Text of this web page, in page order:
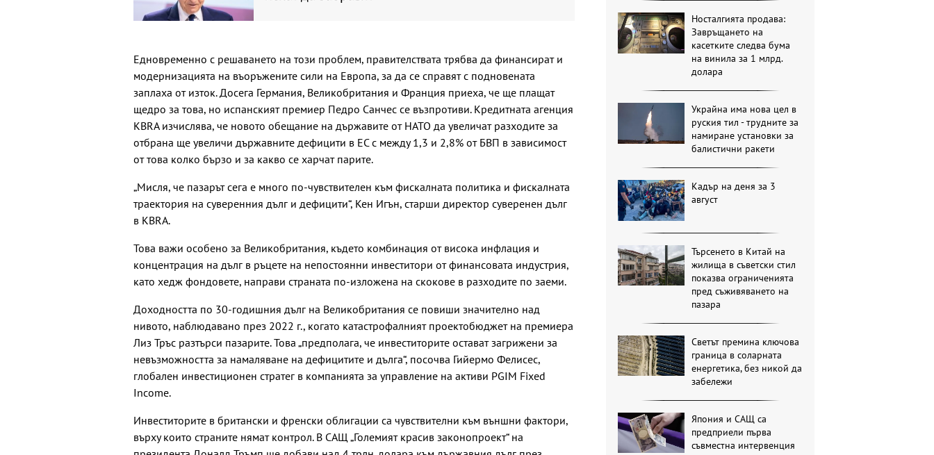
Едновременно с решаването на този проблем, правителствата трябва да финансират и
модернизацията на въоръжените сили на Европа, за да се справят с подновената
заплаха от изток. Досега Германия, Великобритания и Франция приеха, че ще плащат
щедро за това, но испанският премиер Педро Санчес се възпротиви. Кредитната агенция
KBRA изчислява, че новото обещание на държавите от НАТО да увеличат разходите за
отбрана ще увеличи държавните дефицити в ЕС с между 1,3 и 2,8% от БВП в зависимост
от това колко бързо и за какво се харчат парите.
„Мисля, че пазарът сега е много по-чувствителен към фискалната политика и фискалната
траектория на суверенния дълг и дефицити“, Кен Игън, старши директор суверенен дълг
в KBRA.
Това важи особено за Великобритания, където комбинация от висока инфлация и
концентрация на дълг в ръцете на непостоянни инвеститори от финансовата индустрия,
като хедж фондовете, направи страната по-изложена на скокове в разходите по заеми.
Доходността по 30-годишния дълг на Великобритания се повиши значително над
нивото, наблюдавано през 2022 г., когато катастрофалният проектобюджет на премиера
Лиз Тръс разтърси пазарите. Това „предполага, че инвеститорите остават загрижени за
невъзможността за намаляване на дефицитите и дълга“, посочва Гийермо Фелисес,
глобален инвестиционен стратег в компанията за управление на активи PGIM Fixed
Income.
Инвеститорите в британски и френски облигации са чувствителни към външни фактори,
върху които страните нямат контрол. В САЩ „Големият красив законопроект“ на
Носталгията продава:
Завръщането на
касетките следва бума
на винила за 1 млрд.
долара
Украйна има нова цел в
руския тил - трудните за
намиране установки за
балистични ракети
Кадър на деня за 3
август
Търсенето в Китай на
жилища в съветски стил
показва ограниченията
пред съживяването на
пазара
Светът премина ключова
граница в соларната
енергетика, без никой да
забележи
Япония и САЩ са
предприели първа
съвместна интервенция